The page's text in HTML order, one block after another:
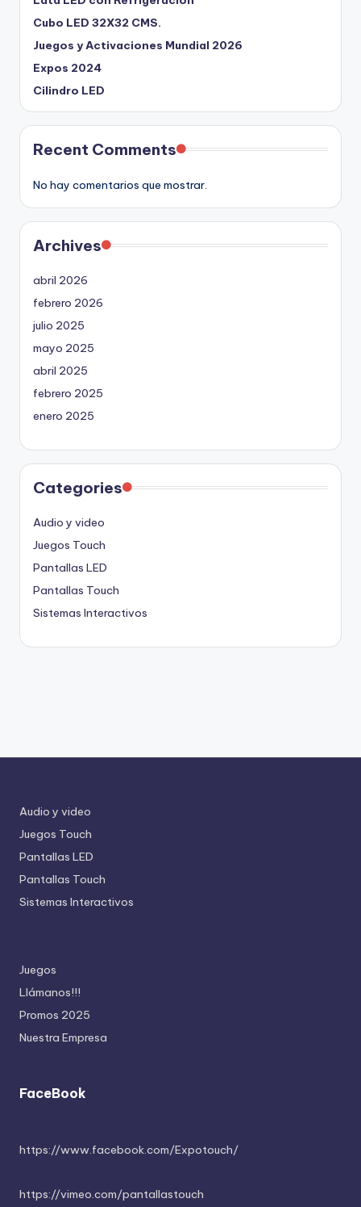
Cubo LED 32X32 CMS.
Juegos y Activaciones Mundial 2026
Expos 2024
Cilindro LED
Recent Comments
No hay comentarios que mostrar.
Archives
abril 2026
febrero 2026
julio 2025
mayo 2025
abril 2025
febrero 2025
enero 2025
Categories
Audio y video
Juegos Touch
Pantallas LED
Pantallas Touch
Sistemas Interactivos
Audio y video
Juegos Touch
Pantallas LED
Pantallas Touch
Sistemas Interactivos
Juegos
Llámanos!!!
Promos 2025
Nuestra Empresa
FaceBook
https://www.facebook.com/Expotouch/
https://vimeo.com/pantallastouch